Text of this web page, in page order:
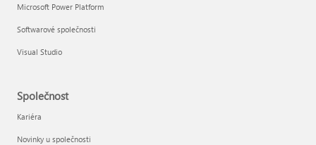
Microsoft Power Platform
Softwarové společnosti
Visual Studio
Společnost
Kariéra
Novinky u společnosti